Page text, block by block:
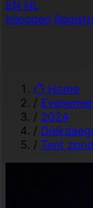
EN NL
Inloggen
Home
/
/ 2024
/
/ Tent